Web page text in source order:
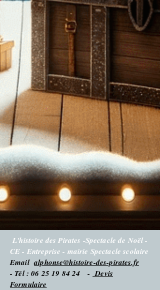
L'histoire des Pirates -Spectacle de Noël -
CE - Entreprise - mairie Spectacle scolaire
Emailalphonse@histoire-des-pirates.fr
- Tél : 06 25 19 84 24 - Devis
Formulaire